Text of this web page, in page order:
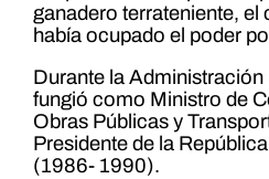
ganadero terrateniente,
había ocupado el poder
Durante la
fungió como Ministro de
Obras Públicas y
Presidente de la
(1986- 1990).